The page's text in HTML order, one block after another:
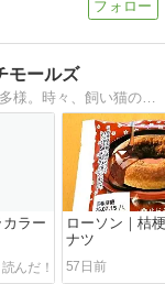
モールズ
買ってみた！やってみた系備忘録など多種多様。時々、飼い猫の話も
ラー
ローソン｜桔
ナツ
57日前